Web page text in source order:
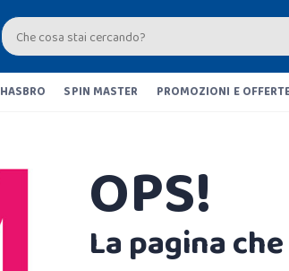
HASBRO SPIN MASTER PROMOZIONI E
OPS!
La pagina